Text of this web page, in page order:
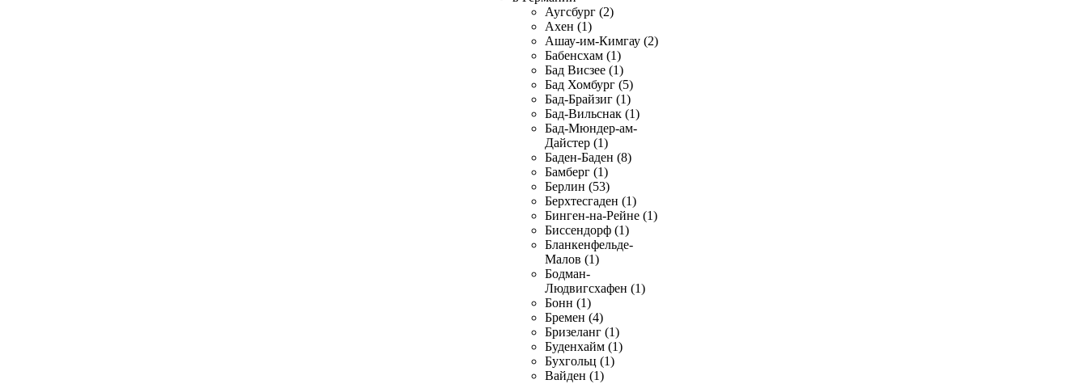
Аугсбург (2)
Ахен (1)
Ашау-им-Кимгау (2)
Бабенсхам (1)
Бад Висзее (1)
Бад Хомбург (5)
Бад-Брайзиг (1)
Бад-Вильснак (1)
Бад-Мюндер-ам-
Дайстер (1)
Баден-Баден (8)
Бамберг (1)
Берлин (53)
Берхтесгаден (1)
Бинген-на-Рейне (1)
Биссендорф (1)
Бланкенфельде-
Малов (1)
Бодман-
Людвигсхафен (1)
Бонн (1)
Бремен (4)
Бризеланг (1)
Буденхайм (1)
Бухгольц (1)
Вайден (1)